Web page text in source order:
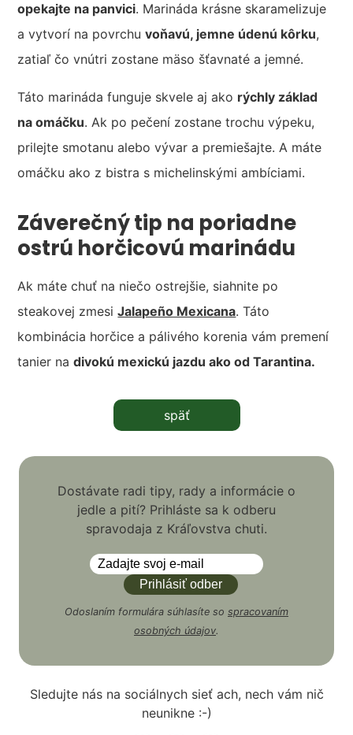
opekajte na panvici. Marináda krásne skaramelizuje
a vytvorí na povrchuvoňavú, jemne údenú kôrku,
zatiaľ čo vnútri zostane mäso šťavnaté a jemné.
Táto marináda funguje skvele aj ako rýchly základ
na omáčku. Ak po pečení zostane trochu výpeku,
prilejte smotanu alebo vývar a premiešajte. A máte
omáčku ako z bistra s michelinskými ambíciami.
Záverečný tip na poriadne
ostrú horčicovú marinádu
Ak máte chuť na niečo ostrejšie, siahnite po
steakovej zmesiJalapeño Mexicana. Táto
kombinácia horčice a pálivého korenia vám premení
tanier nadivokú mexickú jazdu ako od Tarantina.
späť
Dostávate radi tipy, rady a informácie o
jedle a pití? Prihláste sa k odberu
spravodaja z Kráľovstva chuti.
Odoslaním formulára súhlasíte so spracovaním
osobných údajov.
Sledujte nás na sociálnych sieť ach, nech vám nič
neunikne :-)